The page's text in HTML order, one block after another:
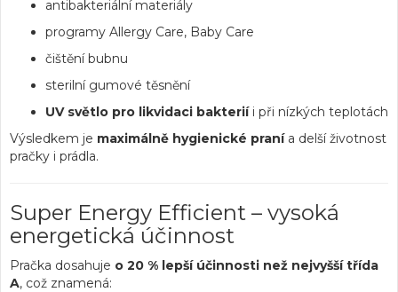
antibakteriální materiály
programy Allergy Care, Baby Care
čištění bubnu
sterilní gumové těsnění
UV světlo pro likvidaci bakteriíi při nízkých teplotách
Výsledkem je maximálně hygienické pranía delší životnost
pračky i prádla.
Super Energy Efficient – vysoká
energetická účinnost
Pračka dosahuje o 20 % lepší účinnosti než nejvyšší třída
A, což znamená: